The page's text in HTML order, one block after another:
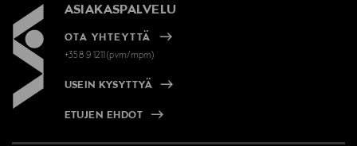
ASIAKASPALVELU
OTA YHTEYTTÄ
+358 9 1211(pvm/mpm)
USEIN KYSYTTYÄ
ETUJEN EHDOT